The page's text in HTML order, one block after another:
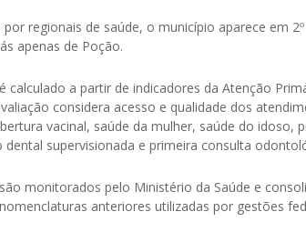
por regionais de saúde, o município aparece em
apenas de Poção.
calculado a partir de indicadores da Atenção
considera acesso e qualidade dos
vacinal, saúde da mulher, saúde do idoso,
dental supervisionada e primeira consulta
monitorados pelo Ministério da Saúde e
anteriores utilizadas por gestões